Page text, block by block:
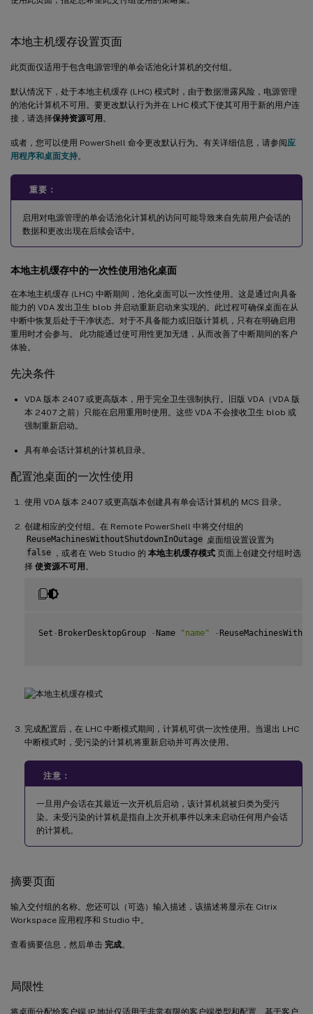
本地主机缓存设置页面
此页面仅适用于包含电源管理的单会话池化计算机的交付组。
默认情况下，处于本地主机缓存 (LHC) 模式时，由于数据泄露风险，电源管理
的池化计算机不可用。要更改默认行为并在 LHC 模式下使其可用于新的用户连
接，请选择保持资源可用 。
或者，您可以使用 PowerShell 命令更改默认行为。有关详细信息，请参阅应
用程序和桌面支持。
重要：
启用对电源管理的单会话池化计算机的访问可能导致来自先前用户会话的
数据和更改出现在后续会话中。
本地主机缓存中的一次性使用池化桌面
在本地主机缓存 (LHC) 中断期间，池化桌面可以一次性使用。这是通过向具备
能力的 VDA 发出卫生 blob 并启动重新启动来实现的。此过程可确保桌面在从
中断中恢复后处于干净状态。对于不具备能力或旧版计算机，只有在明确启用
重用时才会参与。 此功能通过使可用性更加无缝，从而改善了中断期间的客户
体验。
先决条件
VDA 版本 2407 或更高版本，用于完全卫生强制执行。旧版 VDA（VDA 版
本 2407 之前）只能在启用重用时使用。这些 VDA 不会接收卫生 blob 或
强制重新启动。
具有单会话计算机的计算机目录。
配置池桌面的一次性使用
使用 VDA 版本 2407 或更高版本创建具有单会话计算机的 MCS 目录。
创建相应的交付组。在 Remote PowerShell 中将交付组的
ReuseMachinesWithoutShutdownInOutage 桌面组设置设置为
false ，或者在 Web Studio 的 本地主机缓存模式页面上创建交付组时选
择 使资源不可用 。
Set - BrokerDesktopGroup - Name "name" -
完成配置后，在 LHC 中断模式期间，计算机可供一次性使用。当退出 LHC
中断模式时，受污染的计算机将重新启动并可再次使用。
注意：
一旦用户会话在其最近一次开机后启动，该计算机就被归类为受污
染。未受污染的计算机是指自上次开机事件以来未启动任何用户会话
的计算机。
摘要页面
输入交付组的名称。您还可以（可选）输入描述，该描述将显示在 Citrix
Workspace 应用程序和 Studio 中。
查看摘要信息，然后单击 完成。
局限性
将桌面分配给客户端 IP 地址仅适用于非常有限的客户端类型和配置。基于客户